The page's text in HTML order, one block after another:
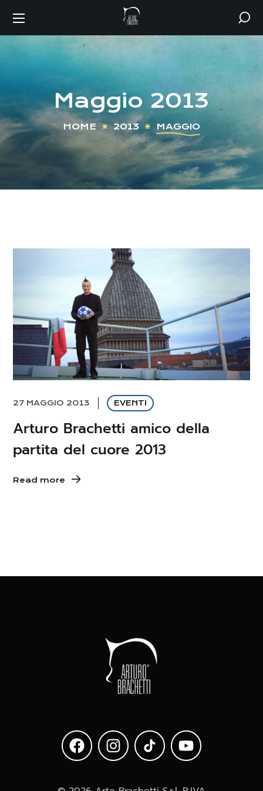
Maggio 2013
HOME 2013 MAGGIO
27 MAGGIO 2013 EVENTI
Arturo Brachetti amico della
partita del cuore 2013
Read more